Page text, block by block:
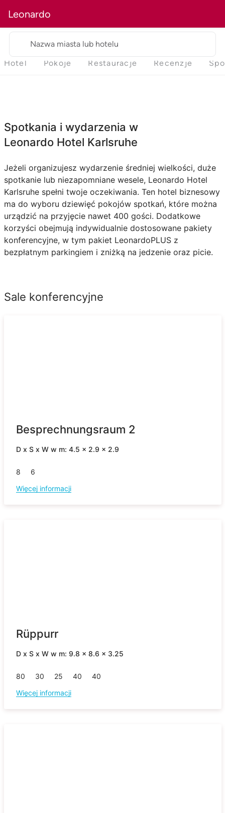
Leonardo
Nazwa miasta lub hotelu
Hotel Pokoje Restauracje Recenzje
Spotkania i wydarzenia w
Leonardo Hotel Karlsruhe
Jeżeli organizujesz wydarzenie średniej wielkości, duże
spotkanie lub niezapomniane wesele, Leonardo Hotel
Karlsruhe spełni twoje oczekiwania. Ten hotel biznesowy
ma do wyboru dziewięć pokojów spotkań, które można
urządzić na przyjęcie nawet 400 gości. Dodatkowe
korzyści obejmują indywidualnie dostosowane pakiety
konferencyjne, w tym pakiet LeonardoPLUS z
bezpłatnym parkingiem i zniżką na jedzenie oraz picie.
Sale konferencyjne
Besprechnungsraum 2
D x S x W w m: 4.5 x 2.9 x 2.9
8
6
Więcej informacji
Rüppurr
D x S x W w m: 9.8 x 8.6 x 3.25
80 30 25 40
40
Więcej informacji